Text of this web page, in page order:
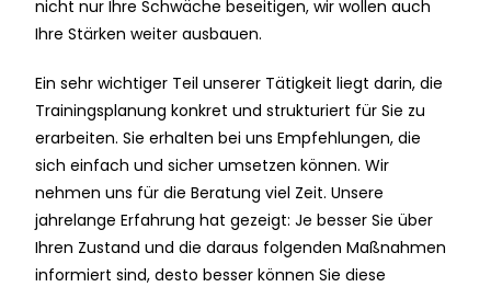
nicht nur Ihre Schwäche beseitigen, wir wollen auch
Ihre Stärken weiter ausbauen.
Ein sehr wichtiger Teil unserer Tätigkeit liegt darin, die
Trainingsplanung konkret und strukturiert für Sie zu
erarbeiten. Sie erhalten bei uns Empfehlungen, die
sich einfach und sicher umsetzen können. Wir
nehmen uns für die Beratung viel Zeit. Unsere
jahrelange Erfahrung hat gezeigt: Je besser Sie über
Ihren Zustand und die daraus folgenden Maßnahmen
informiert sind, desto besser können Sie diese